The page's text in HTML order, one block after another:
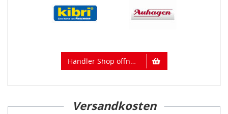
Händler Shop öffnen
Versandkosten